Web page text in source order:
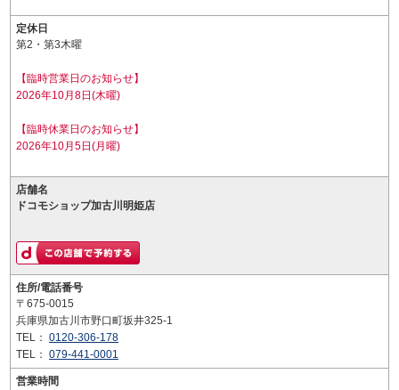
定休日
第2・第3木曜
【臨時営業日のお知らせ】
2026年10月8日(木曜)
【臨時休業日のお知らせ】
2026年10月5日(月曜)
店舗名
ドコモショップ加古川明姫店
住所/電話番号
〒675-0015
兵庫県加古川市野口町坂井325-1
TEL： 0120-306-178
TEL： 079-441-0001
営業時間